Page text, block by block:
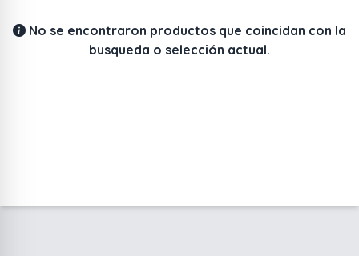
No se encontraron productos que coincidan con la
busqueda o selección actual.